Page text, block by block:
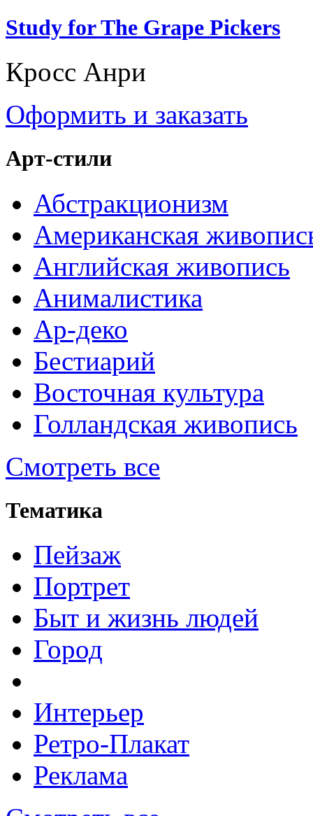
Study for The Grape Pickers
Кросс Анри
Оформить и заказать
Арт-стили
Абстракционизм
Американская
Английская живопись
Анималистика
Ар-деко
Бестиарий
Восточная культура
Голландская живопись
Смотреть все
Тематика
Пейзаж
Портрет
Быт и жизнь людей
Город
Интерьер
Ретро-Плакат
Реклама